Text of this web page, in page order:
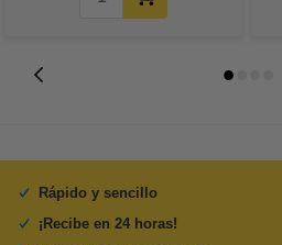
Rápido y sencillo
¡Recibe en 24 horas!